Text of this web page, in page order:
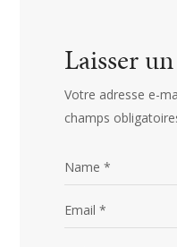
Laisser
Votre adresse e-
champs